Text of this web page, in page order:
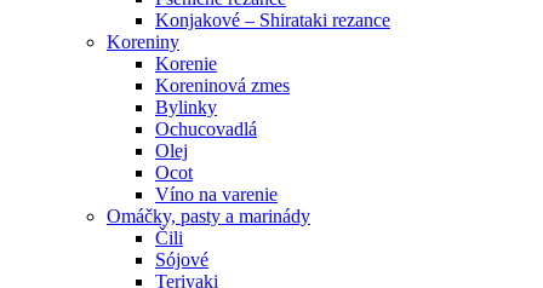
Konjakové – Shirataki rezance
Koreniny
Korenie
Koreninová zmes
Bylinky
Ochucovadlá
Olej
Ocot
Víno na varenie
Omáčky, pasty a marinády
Čili
Sójové
Teriyaki